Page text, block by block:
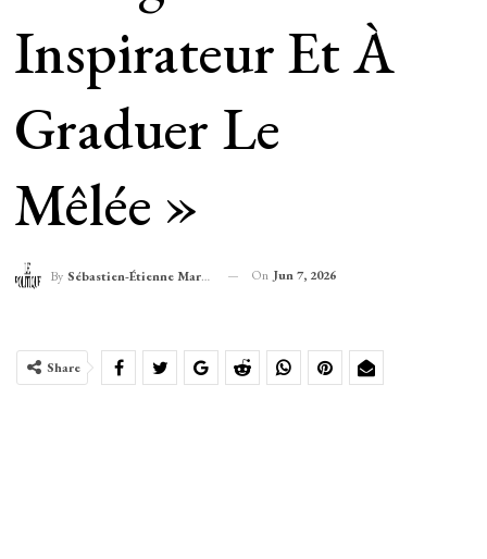
Inspirateur Et À
Graduer Le
Mêlée »
By Sébastien-Étienne Marechal On Jun 7, 2026
Share